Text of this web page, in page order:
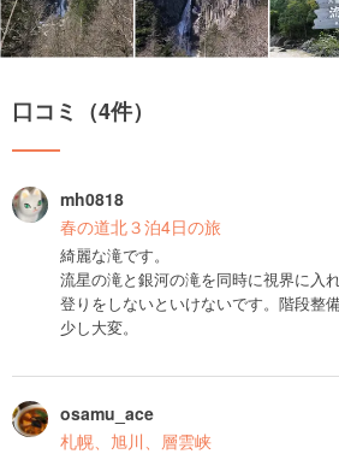
口コミ（4件）
mh0818
春の道北３泊4日の旅
綺麗な滝です。
流星の滝と銀河の滝を同時に視界に入
登りをしないといけないです。階段整
少し大変。
osamu_ace
札幌、旭川、層雲峡